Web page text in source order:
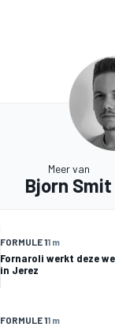
Meer van
Bjorn Smit
FORMULE 11 m
Fornaroli werkt deze
in Jerez
FORMULE 11 m